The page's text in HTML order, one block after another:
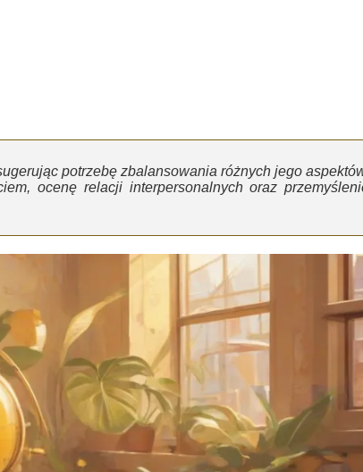
potrzebę zbalansowania różnych jego
ocenę relacji interpersonalnych oraz